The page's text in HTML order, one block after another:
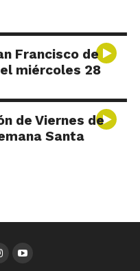
Francisco de
miércoles 28
de Viernes de
Santa